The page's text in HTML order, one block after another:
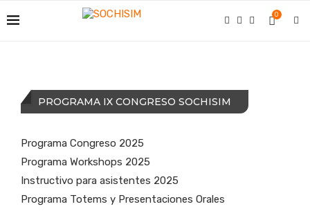
0
PROGRAMA IX CONGRESO SOCHISIM
Programa Congreso 2025
Programa Workshops 2025
Instructivo para asistentes 2025
Programa Totems y Presentaciones Orales